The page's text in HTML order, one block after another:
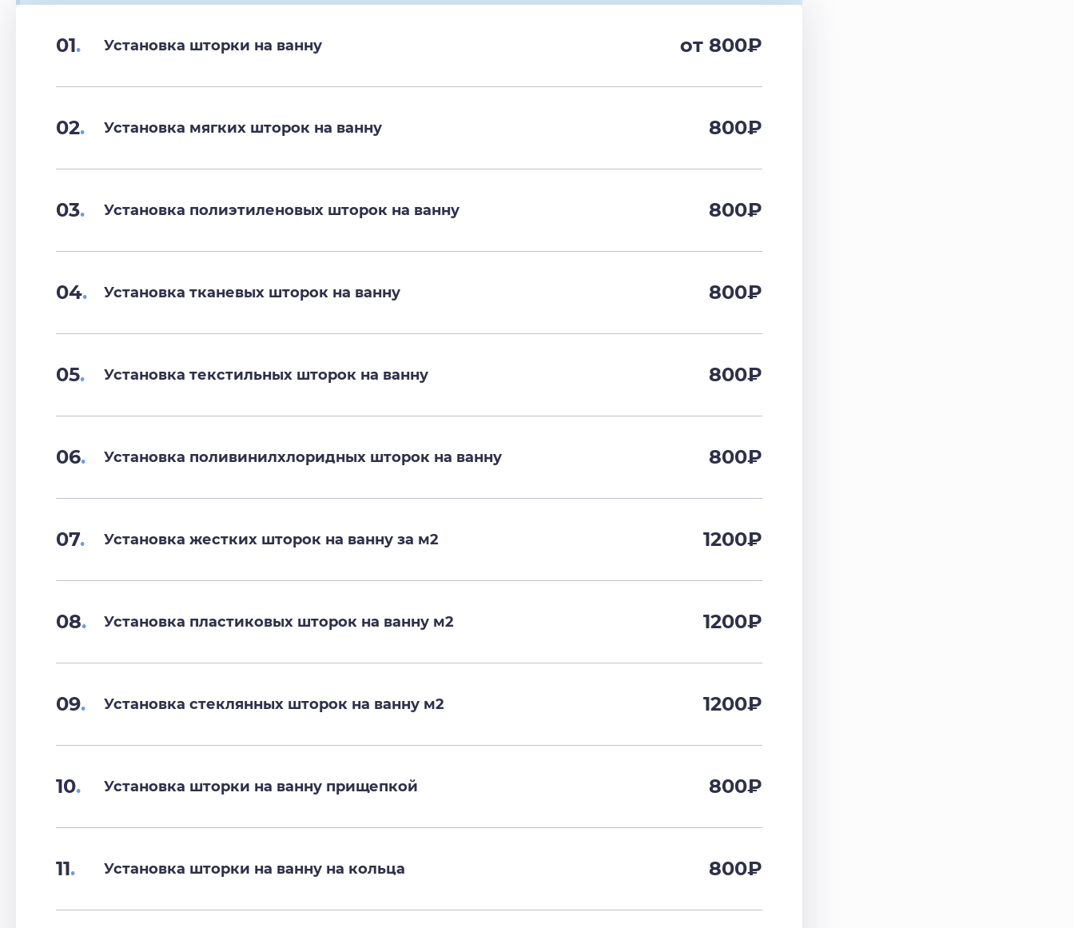
01. Установка шторки на ванну от 800₽
02. Установка мягких шторок на ванну 800₽
03. Установка полиэтиленовых шторок на ванну 800₽
04. Установка тканевых шторок на ванну 800₽
05. Установка текстильных шторок на ванну 800₽
06. Установка поливинилхлоридных шторок на ванну 800₽
07. Установка жестких шторок на ванну за м2 1200₽
08. Установка пластиковых шторок на ванну м2 1200₽
09. Установка стеклянных шторок на ванну м2 1200₽
10. Установка шторки на ванну прищепкой 800₽
11. Установка шторки на ванну на кольца 800₽